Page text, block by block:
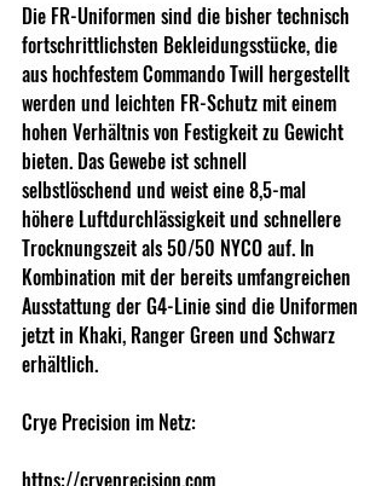
Die FR-Uniformen sind die bisher technisch
fortschrittlichsten Bekleidungsstücke, die
aus hochfestem Commando Twill hergestellt
werden und leichten FR-Schutz mit einem
hohen Verhältnis von Festigkeit zu Gewicht
bieten. Das Gewebe ist schnell
selbstlöschend und weist eine 8,5-mal
höhere Luftdurchlässigkeit und schnellere
Trocknungszeit als 50/50 NYCO auf. In
Kombination mit der bereits umfangreichen
Ausstattung der G4-Linie sind die Uniformen
jetzt in Khaki, Ranger Green und Schwarz
erhältlich.
Crye Precision im Netz: